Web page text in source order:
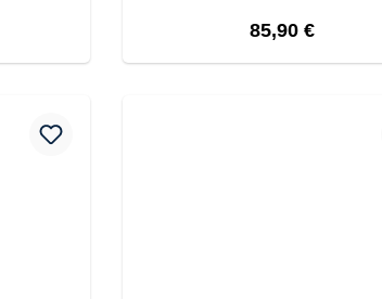
Regulärer Preis:
85,90 €